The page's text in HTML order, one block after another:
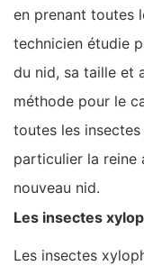
en prenant toutes
technicien étudie
du nid, sa taille et
méthode pour le
toutes les insectes
particulier la reine
nouveau nid.
Les insectes
Les insectes